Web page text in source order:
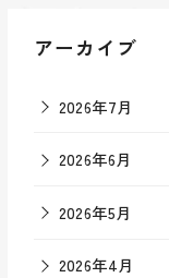
アーカイブ
2026年7月
2026年6月
2026年5月
2026年4月